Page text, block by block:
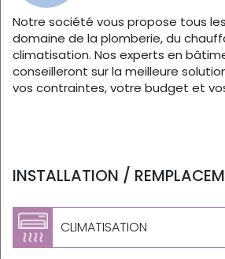
Notre société vous propose tous
domaine de la plomberie, du
climatisation. Nos experts en
conseilleront sur la meilleure
vos contraintes, votre budget et
INSTALLATION /
CLIMATISATION